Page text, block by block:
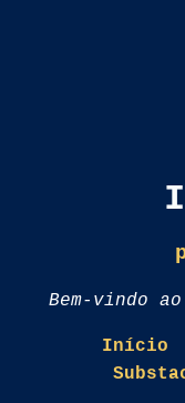
Bem-vindo
Início